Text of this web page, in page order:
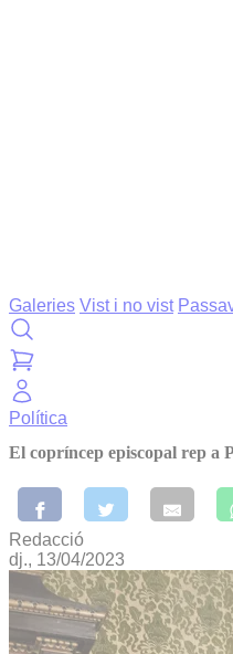
Galeries Vist i no vist
Política
El copríncep episcopal rep a
Redacció
dj., 13/04/2023